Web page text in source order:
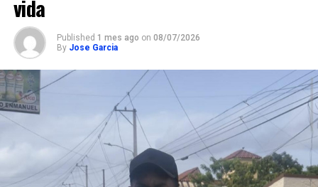
vida
Published 1 mes ago on 08/07/2026
By Jose Garcia